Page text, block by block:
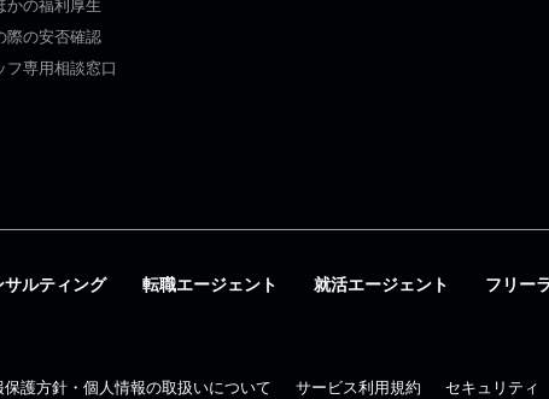
かの福利厚生
際の安否確認
フ専用相談窓口
サルティング 転職エージェント 就活エージェント フリー
保護方針・個人情報の取扱いについて サービス利用規約 セキュリティ